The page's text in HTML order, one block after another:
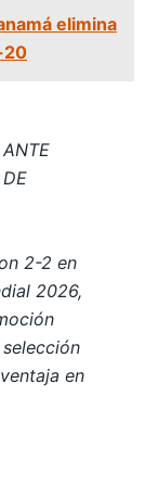
elimina
20
2-2 en
2026,
en